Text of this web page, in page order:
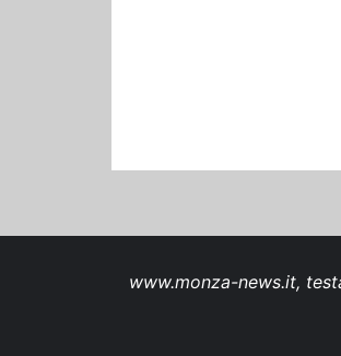
www.monza-news.it,